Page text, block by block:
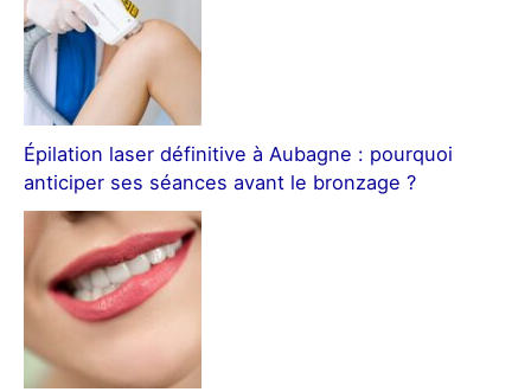
Épilation laser définitive à Aubagne : pourquoi
anticiper ses séances avant le bronzage ?